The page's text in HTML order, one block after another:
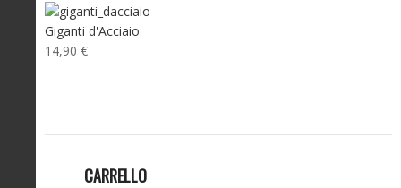
Giganti d'Acciaio
14,90 €
CARRELLO